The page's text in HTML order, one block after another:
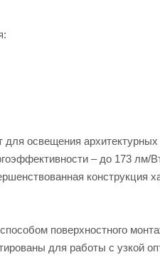
освещения архитектурных
– до 173 лм/
конструкция
поверхностного
для работы с узкой